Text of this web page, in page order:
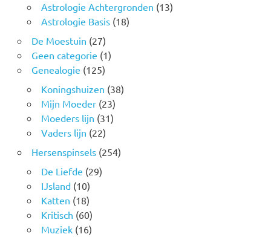
Astrologie Achtergronden (13)
Astrologie Basis(18)
De Moestuin (27)
Geen categorie (1)
Genealogie (125)
Koningshuizen (38)
Mijn Moeder(23)
Moeders lijn (31)
Vaders lijn (22)
Hersenspinsels(254)
De Liefde (29)
IJsland(10)
Katten (18)
Kritisch (60)
Muziek(16)